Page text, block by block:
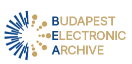
BUDAPEST
ELECTRONIC
ARCHIVE